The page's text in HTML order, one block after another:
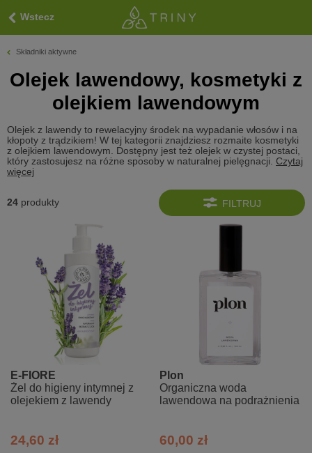
Wstecz
Składniki aktywne
Olejek lawendowy, kosmetyki z
olejkiem lawendowym
Olejek z lawendy to rewelacyjny środek na wypadanie włosów i na
kłopoty z trądzikiem! W tej kategorii znajdziesz rozmaite kosmetyki
z olejkiem lawendowym. Dostępny jest też olejek w czystej postaci,
który zastosujesz na różne sposoby w naturalnej pielęgnacji. Czytaj
więcej
FILTRUJ
24 produkty
E-FIORE
Żel do higieny intymnej z
olejekiem z lawendy
24,60 zł
Plon
Organiczna woda
lawendowa na podrażnienia
60,00 zł